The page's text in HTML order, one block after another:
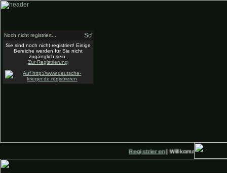
Registrieren| Willkommen auf
Noch nicht registriert...
Sie sind noch nicht registriert! Einige
Bereiche werden für Sie nicht
zugänglich sein.
Zur Registrierung